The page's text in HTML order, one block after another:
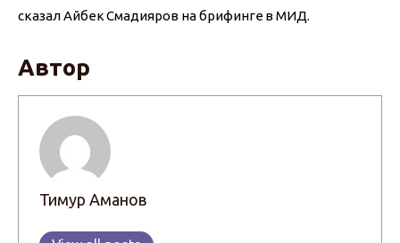
сказал Айбек Смадияров на брифинге в МИД.
Автор
Тимур Аманов